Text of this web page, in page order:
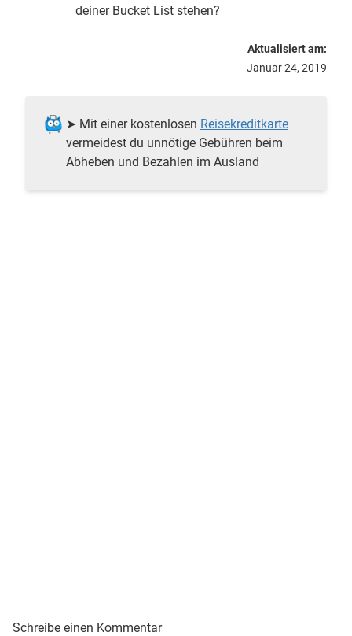
deiner Bucket List stehen?
Aktualisiert am:
Januar 24, 2019
➤ Mit einer kostenlosen Reisekreditkarte
vermeidest du unnötige Gebühren beim
Abheben und Bezahlen im Ausland
Schreibe einen Kommentar